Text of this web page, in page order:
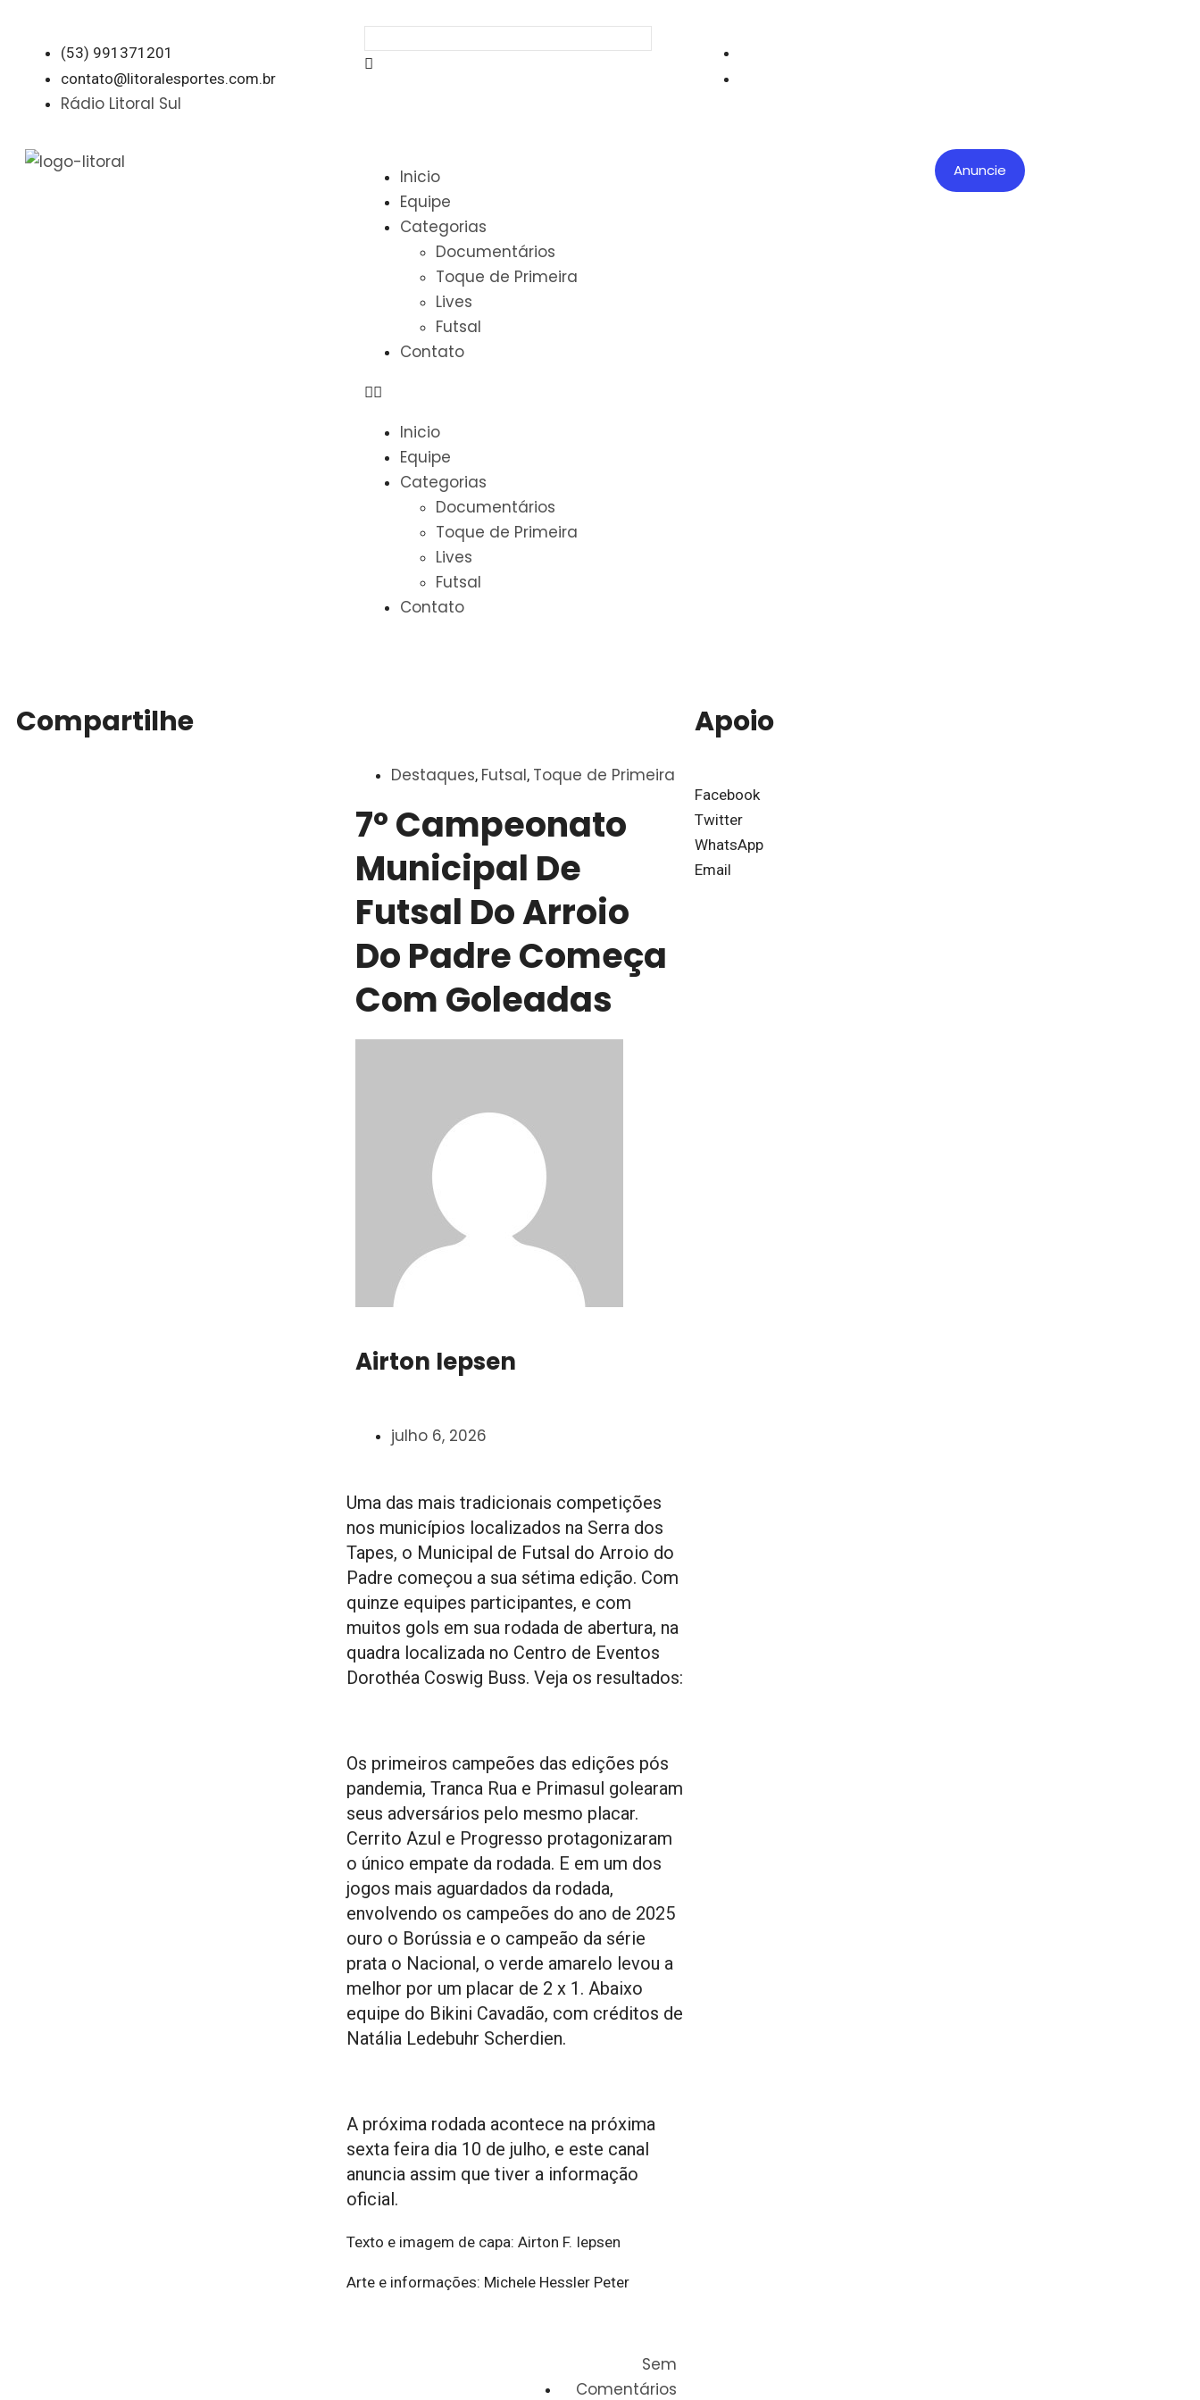
(53) 991371201
contato@litoralesportes.com.br
Rádio Litoral Sul
Inicio
Equipe
Categorias
Documentários
Toque de Primeira
Lives
Futsal
Contato
Inicio
Equipe
Categorias
Documentários
Toque de Primeira
Lives
Futsal
Contato
Anuncie
Compartilhe
Destaques, Futsal, Toque de Primeira
7º Campeonato
Municipal De
Futsal Do Arroio
Do Padre Começa
Com Goleadas
Airton Iepsen
julho 6, 2026
Uma das mais tradicionais competições
nos municípios localizados na Serra dos
Tapes, o Municipal de Futsal do Arroio do
Padre começou a sua sétima edição. Com
quinze equipes participantes, e com
muitos gols em sua rodada de abertura, na
quadra localizada no Centro de Eventos
Dorothéa Coswig Buss. Veja os resultados:
Os primeiros campeões das edições pós
pandemia, Tranca Rua e Primasul golearam
seus adversários pelo mesmo placar.
Cerrito Azul e Progresso protagonizaram
o único empate da rodada. E em um dos
jogos mais aguardados da rodada,
envolvendo os campeões do ano de 2025
ouro o Borússia e o campeão da série
prata o Nacional, o verde amarelo levou a
melhor por um placar de 2 x 1. Abaixo
equipe do Bikini Cavadão, com créditos de
Natália Ledebuhr Scherdien.
A próxima rodada acontece na próxima
sexta feira dia 10 de julho, e este canal
anuncia assim que tiver a informação
oficial.
Texto e imagem de capa: Airton F. Iepsen
Arte e informações: Michele Hessler Peter
Sem
Comentários
Apoio
Facebook
Twitter
WhatsApp
Email